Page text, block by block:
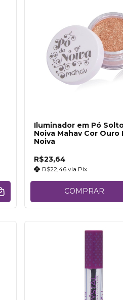
Iluminador em Pó
Noiva Mahav Cor Ouro
Noiva
R$23,64
R$22,46via Pix
COMPRAR